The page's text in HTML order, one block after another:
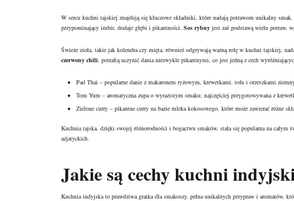
W sercu kuchni tajskiej znajdują się kluczowe składniki, które nadają potrawom unikalny
przypominający imbir, dodaje głębi i pikantności. Sos rybny jest zaś podstawą wielu potraw,
Świeże zioła, takie jak kolendra czy mięta, również odgrywają ważną rolę w kuchni tajskiej,
czerwony chili , potrafią uczynić dania niezwykle pikantnymi, co jest jedną z cech
Pad Thai – popularne danie z makaronem ryżowym, krewetkami, tofu i orzeszkami
Tom Yum – aromatyczna zupa o wyrazistym smaku; najczęściej przygotowywana z
Zielone curry – pikantne curry na bazie mleka kokosowego, które może zawierać różne
Kuchnia tajska, dzięki swojej różnorodności i bogactwu smaków, stała się popularna na
azjatyckich.
Jakie są cechy kuchni
Kuchnia indyjska to prawdziwa gratka dla smakoszy, pełna unikalnych przypraw i aromatów,